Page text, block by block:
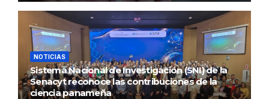
NOTICIAS
Sistema Nacional de Investigación (SNI) de la
Senacyt reconoce las contribuciones de la
ciencia panameña